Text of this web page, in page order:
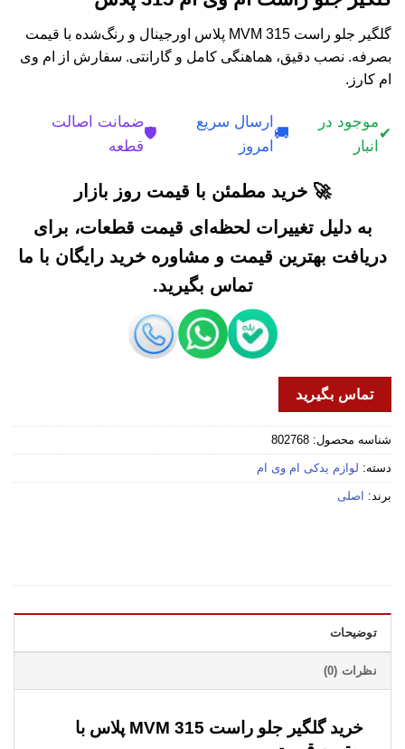
گلگیر جلو راست MVM 315 پلاس اورجینال و رنگ‌شده با قیمت
بصرفه. نصب دقیق، هماهنگی کامل و گارانتی. سفارش از ام وی
ام کارز.
✔
موجود در
انبار
🚚
ارسال سریع
امروز
🛡️
ضمانت اصالت
قطعه
🚀 خرید مطمئن با قیمت روز بازار
به دلیل تغییرات لحظه‌ای قیمت قطعات، برای
دریافت بهترین قیمت و مشاوره خرید رایگان با ما
تماس بگیرید.
تماس بگیرید
شناسه محصول: 802768
دسته: لوازم یدکی ام وی ام
برند: اصلی
توضیحات
نظرات (0)
خرید گلگیر جلو راست MVM 315 پلاس با